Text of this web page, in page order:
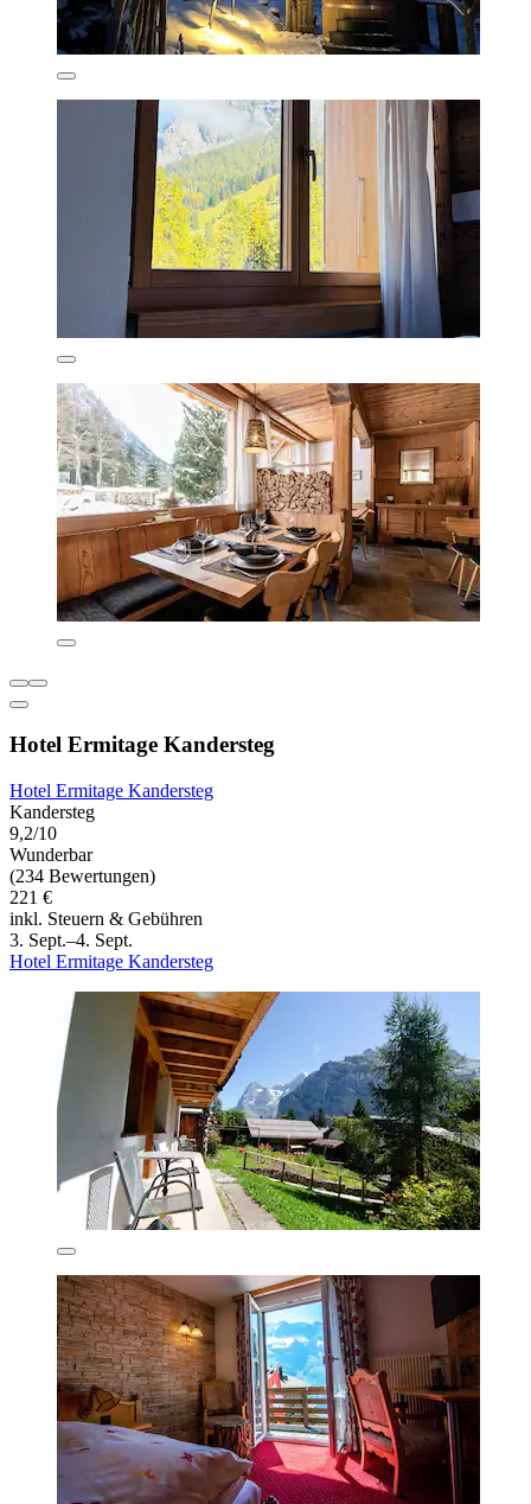
Hotel Ermitage Kandersteg
Hotel Ermitage Kandersteg
Kandersteg
9,2/10
Wunderbar
(234 Bewertungen)
221 €
inkl. Steuern & Gebühren
3. Sept.–4. Sept.
Hotel Ermitage Kandersteg